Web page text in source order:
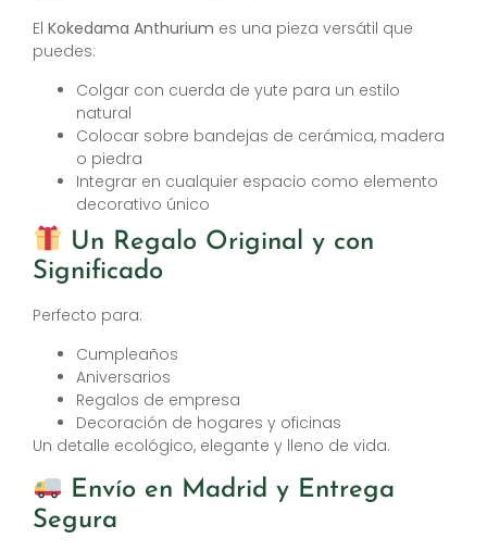
El Kokedama Anthurium es una pieza versátil que
puedes:
Colgar con cuerda de yute para un estilo
natural
Colocar sobre bandejas de cerámica, madera
o piedra
Integrar en cualquier espacio como elemento
decorativo único
Un Regalo Original y con
Significado
Perfecto para:
Cumpleaños
Aniversarios
Regalos de empresa
Decoración de hogares y oficinas
Un detalle ecológico, elegante y lleno de vida.
Envío en Madrid y Entrega
Segura